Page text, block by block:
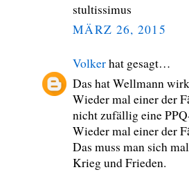
stultissimus
MÄRZ 26, 2015
Volkerhat gesagt…
Das hat Wellmann
Wieder mal einer der
nicht zufällig eine
Wieder mal einer der
Das muss man sich
Krieg und Frieden.